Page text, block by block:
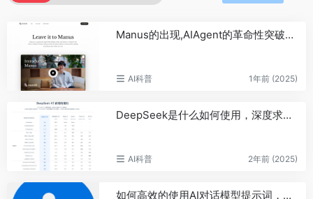
Manus的出现,AIAgent的革命性突破与未来图景
AI科普 1年前 (2025)
DeepSeek是什么如何使用，深度求索公司介绍
AI科普 2年前 (2025)
如何高效的使用AI对话模型提示词，让AI更佳智能